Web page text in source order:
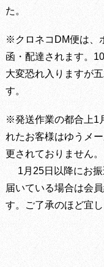
た。
※クロネコ DM便は、
函・配達されます。 10
大変恐れ入りますが
す。
※発送作業の都合上1
れたお客様はゆうメ
更されておりません。
1月 25日以降にお
届いている場合は会
す。ご了承のほど宜